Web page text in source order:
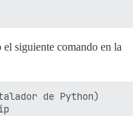
siguiente comando en la
de Python)